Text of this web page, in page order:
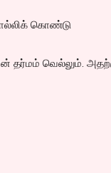
கொண்டு
தர்மம் வெல்லும்.